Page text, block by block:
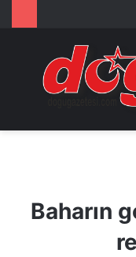
Arama
...
Baharın